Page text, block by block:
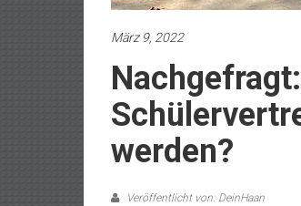
März 9, 2022
werden?
Veröffentlicht von: DeinHaan